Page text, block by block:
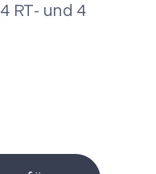
RT- und 4